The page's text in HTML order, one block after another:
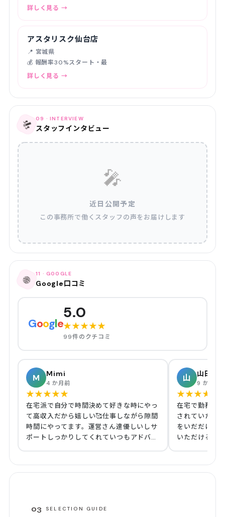
詳しく見る →
アスタリスク仙台店
📍 宮城県
💰 報酬率30%スタート・最
詳しく見る →
🎤 09 · INTERVIEW
スタッフインタビュー
🎤
近日公開予定
この事務所で働くスタッフの声をお届けします
🌐 11 · GOOGLE
Google口コミ
Google
5.0
★★★★★
99件のクチコミ
M Mimi
4 か月前
★★★★★
在宅派で自分で時間決めて好きな時にやっ
て高収入だから嬉しい🥰仕事しながら隙間
時間にやってます。運営さん達優しいしサ
ポートしっかりしてくれていつもアドバイ
山 山田好
9 か月前
★★★★
在宅で勤務しています
されていた方
をいだだける
いただけるな
で手が回らな
ったものが初
03 SELECTION GUIDE